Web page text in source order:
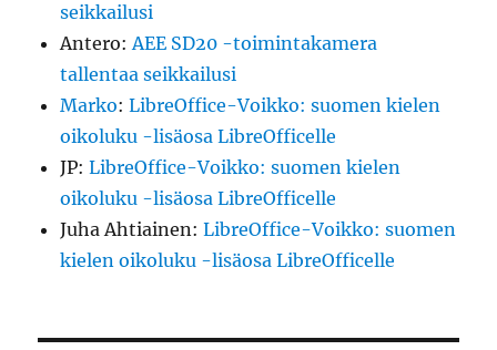
seikkailusi
Antero:AEE SD20 -toimintakamera
tallentaa seikkailusi
Marko:LibreOffice-Voikko: suomen kielen
oikoluku -lisäosa LibreOfficelle
JP:LibreOffice-Voikko: suomen kielen
oikoluku -lisäosa LibreOfficelle
Juha Ahtiainen:LibreOffice-Voikko: suomen
kielen oikoluku -lisäosa LibreOfficelle